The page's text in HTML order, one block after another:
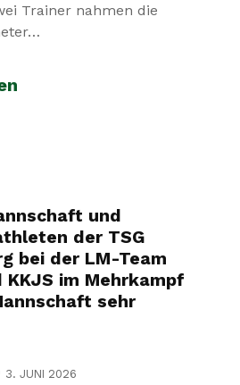
Trainer nahmen die
und
der TSG
bei der LM-Team
KKJS im Mehrkampf
sehr
3. JUNI 2026